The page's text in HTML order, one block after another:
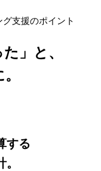
支援のポイント
」と、
。
する